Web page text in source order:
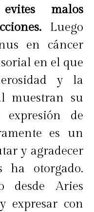
malos
Luego
en cáncer
en el que
y la
muestran su
de
es un
y agradecer
otorgado.
desde Aries
expresar con